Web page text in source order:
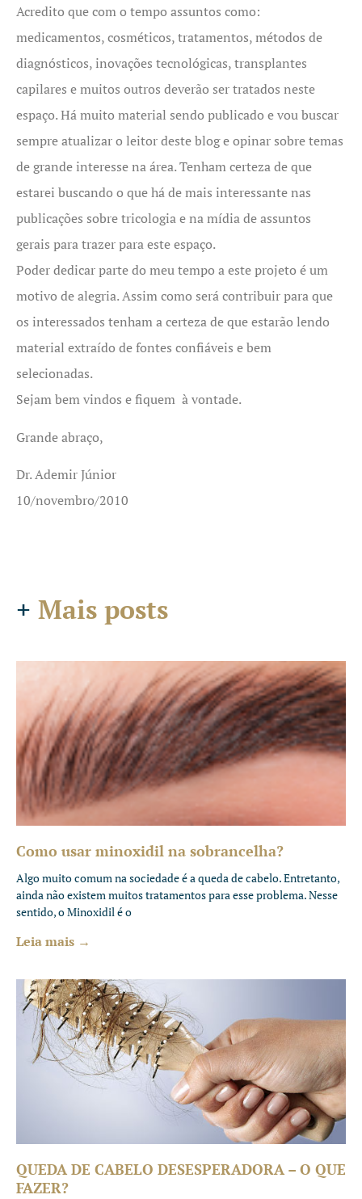
Acredito que com o tempo assuntos como:
medicamentos, cosméticos, tratamentos, métodos de
diagnósticos, inovações tecnológicas, transplantes
capilares e muitos outros deverão ser tratados neste
espaço. Há muito material sendo publicado e vou buscar
sempre atualizar o leitor deste blog e opinar sobre temas
de grande interesse na área. Tenham certeza de que
estarei buscando o que há de mais interessante nas
publicações sobre tricologia e na mídia de assuntos
gerais para trazer para este espaço.
Poder dedicar parte do meu tempo a este projeto é um
motivo de alegria. Assim como será contribuir para que
os interessados tenham a certeza de que estarão lendo
material extraído de fontes confiáveis e bem
selecionadas.
Sejam bem vindos e fiquem à vontade.
Grande abraço,
Dr. Ademir Júnior
10/novembro/2010
+ Mais posts
Como usar minoxidil na sobrancelha?
Algo muito comum na sociedade é a queda de cabelo. Entretanto,
ainda não existem muitos tratamentos para esse problema. Nesse
sentido, o Minoxidil é o
Leia mais →
QUEDA DE CABELO DESESPERADORA – O QUE
FAZER?